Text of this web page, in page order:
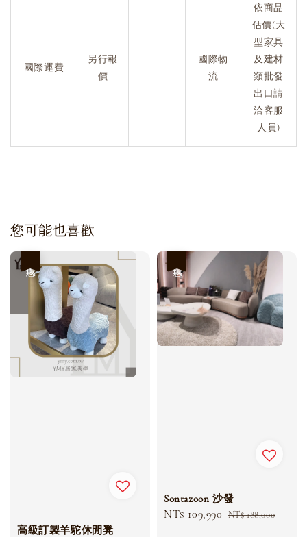
國際運費
另行報
價
國際物
流
依商品
估價(大
型家具
及建材
類批發
出口請
洽客服
人員)
您可能也喜歡
高級訂製羊駝休閒凳
Sontazoon 沙發
Sale
NT$ 109,990 Regular
NT$ 188,000